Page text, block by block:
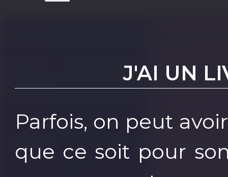
J'AI UN
Parfois, on peut
que ce soit pour